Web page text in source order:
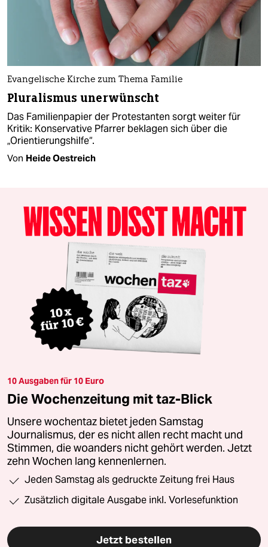
Evangelische Kirche zum Thema Familie
Pluralismus unerwünscht
Das Familienpapier der Protestanten sorgt weiter für
Kritik: Konservative Pfarrer beklagen sich über die
„Orientierungshilfe“.
Von Heide Oestreich
10 Ausgaben für 10 Euro
Die Wochenzeitung mit taz-Blick
Unsere wochentaz bietet jeden Samstag
Journalismus, der es nicht allen recht macht und
Stimmen, die woanders nicht gehört werden. Jetzt
zehn Wochen lang kennenlernen.
Jeden Samstag als gedruckte Zeitung frei Haus
Zusätzlich digitale Ausgabe inkl. Vorlesefunktion
Jetzt bestellen